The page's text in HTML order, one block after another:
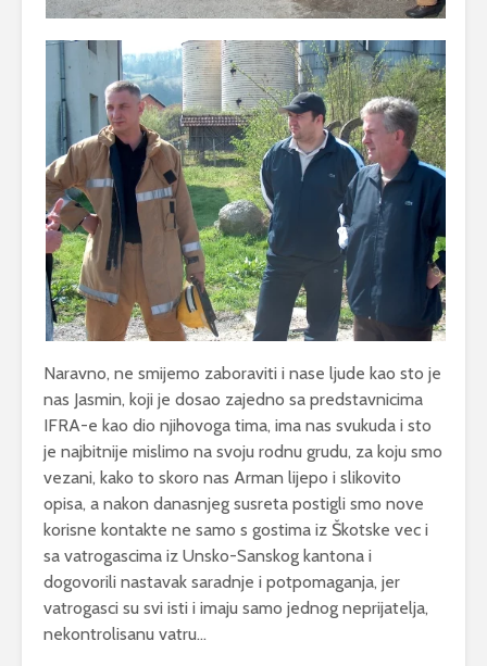
Naravno, ne smijemo zaboraviti i nase ljude kao sto je
nas Jasmin, koji je dosao zajedno sa predstavnicima
IFRA-e kao dio njihovoga tima, ima nas svukuda i sto
je najbitnije mislimo na svoju rodnu grudu, za koju smo
vezani, kako to skoro nas Arman lijepo i slikovito
opisa, a nakon danasnjeg susreta postigli smo nove
korisne kontakte ne samo s gostima iz Škotske vec i
sa vatrogascima iz Unsko-Sanskog kantona i
dogovorili nastavak saradnje i potpomaganja, jer
vatrogasci su svi isti i imaju samo jednog neprijatelja,
nekontrolisanu vatru…